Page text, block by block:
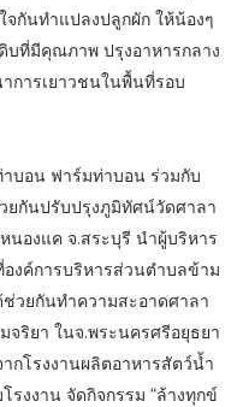
จกันทำแปลงปลูกผัก ให้น้องๆ
บที่มีคุณภาพ ปรุงอาหารกลาง
การเยาวชนในพื้นที่รอบ
บอน ฟาร์มท่าบอน ร่วมกับ
ยกันปรับปรุงภูมิทัศน์วัดศาลา
นองแค จ.สระบุรี นำผู้บริหาร
งค์การบริหารส่วนตำบลข้าม
วยกันทำความสะอาดศาลา
ริยา ในจ.พระนครศรีอยุธยา
กโรงงานผลิตอาหารสัตว์น้ำ
งงาน จัดกิจกรรม “ล้างทุกข์